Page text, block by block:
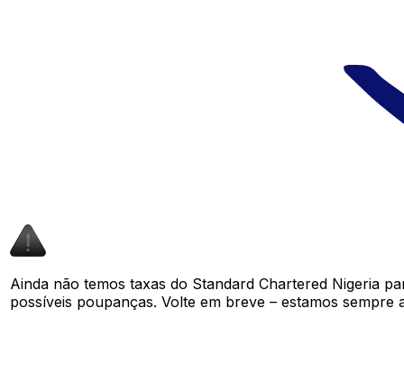
Ainda não temos taxas do Standard Chartered Nigeria
possíveis poupanças. Volte em breve – estamos sempre